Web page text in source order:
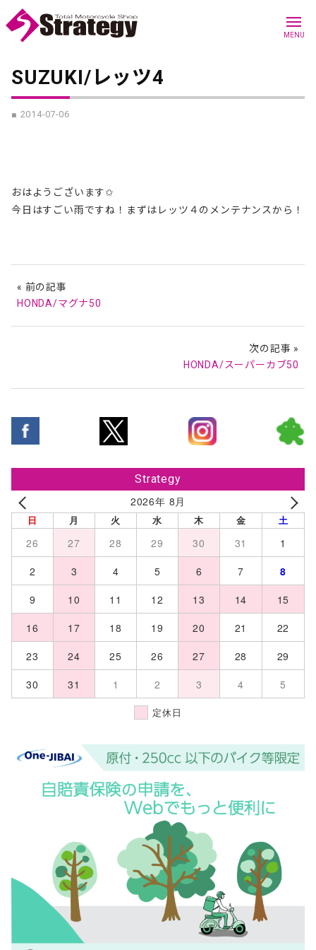
menu
MENU
Strategy
2026年 8月
日 月 火 水 木 金 土
26 27 28 29 30 31
1
2
3 4 5 6 7
8
9
10 11 12 13 14
15
16
17 18 19 20 21
22
23
24 25 26 27 28
29
30
31 1 2 3 4 5
定休日
SUZUKI/レッツ4
■ 2014-07-06
おはようございます✩
今日はすごい雨ですね！まずはレッツ４のメンテナンスから！
« 前の記事
HONDA/マグナ50
次の記事 »
HONDA/スーパーカブ50